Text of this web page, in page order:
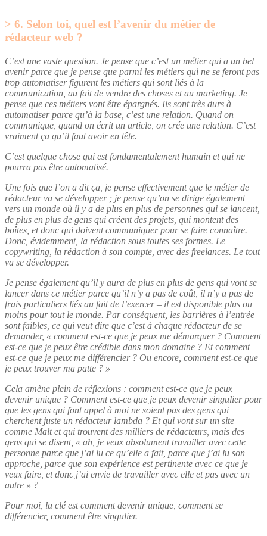
6. Selon toi, quel est l’avenir du métier de
rédacteur web ?
C’est une vaste question. Je pense que c’est un métier qui a un bel
avenir parce que je pense que parmi les métiers qui ne se feront pas
trop automatiser figurent les métiers qui sont liés à la
communication, au fait de vendre des choses et au marketing. Je
pense que ces métiers vont être épargnés. Ils sont très durs à
automatiser parce qu’à la base, c’est une relation. Quand on
communique, quand on écrit un article, on crée une relation. C’est
vraiment ça qu’il faut avoir en tête.
C’est quelque chose qui est fondamentalement humain et qui ne
pourra pas être automatisé.
Une fois que l’on a dit ça, je pense effectivement que le métier de
rédacteur va se développer ; je pense qu’on se dirige également
vers un monde où il y a de plus en plus de personnes qui se lancent,
de plus en plus de gens qui créent des projets, qui montent des
boîtes, et donc qui doivent communiquer pour se faire connaître.
Donc, évidemment, la rédaction sous toutes ses formes. Le
copywriting, la rédaction à son compte, avec des freelances. Le tout
va se développer.
Je pense également qu’il y aura de plus en plus de gens qui vont se
lancer dans ce métier parce qu’il n’y a pas de coût, il n’y a pas de
frais particuliers liés au fait de l’exercer – il est disponible plus ou
moins pour tout le monde. Par conséquent, les barrières à l’entrée
sont faibles, ce qui veut dire que c’est à chaque rédacteur de se
demander, « comment est-ce que je peux me démarquer ? Comment
est-ce que je peux être crédible dans mon domaine ? Etcomment
est-ce que je peux me différencier ? Ou encore, comment est-ce que
je peux trouver ma patte ? »
Cela amène plein de réflexions : comment est-ce que je peux
devenir unique ? Comment est-ce que je peux devenir singulier pour
que les gens qui font appel à moi ne soient pas des gens qui
cherchent juste un rédacteur lambda ? Et qui vont sur un site
comme Malt et qui trouvent des milliers de rédacteurs, mais des
gens qui se disent, « ah, je veux absolument travailler avec cette
personne parce que j’ai lu ce qu’elle a fait, parce que j’ai lu son
approche, parce que son expérience est pertinente avec ce que je
veux faire, et donc j’ai envie de travailler avec elle et pas avec un
autre » ?
Pour moi, la clé est comment devenir unique, comment se
différencier, comment être singulier.